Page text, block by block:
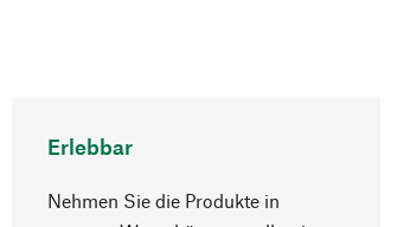
Erlebbar
Nehmen Sie die Produkte in